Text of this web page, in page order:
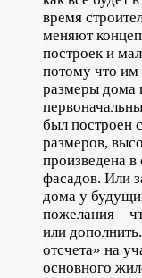
время
меняют
построек и
потому что им
размеры дома
был построен
размеров,
произведена в
фасадов. Или
дома у
пожелания –
или
отсчета» на
основного